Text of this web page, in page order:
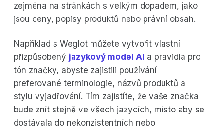
zejména na stránkách s velkým dopadem, jako
jsou ceny, popisy produktů nebo právní obsah.
Například s Weglot můžete vytvořit vlastní
přizpůsobený jazykový model AI a pravidla pro
tón značky, abyste zajistili používání
preferované terminologie, názvů produktů a
stylu vyjadřování. Tím zajistíte, že vaše značka
bude znít stejně ve všech jazycích, místo aby se
dostávala do nekonzistentních nebo